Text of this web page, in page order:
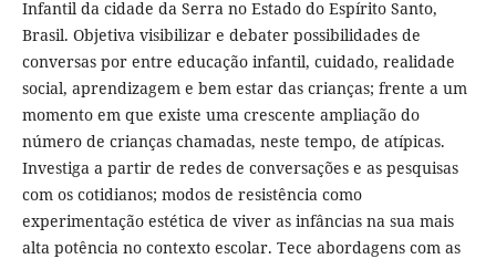
Infantil da cidade da Serra no Estado do Espírito Santo,
Brasil. Objetiva visibilizar e debater possibilidades de
conversas por entre educação infantil, cuidado, realidade
social, aprendizagem e bem estar das crianças; frente a um
momento em que existe uma crescente ampliação do
número de crianças chamadas, neste tempo, de atípicas.
Investiga a partir de redes de conversações e as pesquisas
com os cotidianos; modos de resistência como
experimentação estética de viver as infâncias na sua mais
alta potência no contexto escolar. Tece abordagens com as